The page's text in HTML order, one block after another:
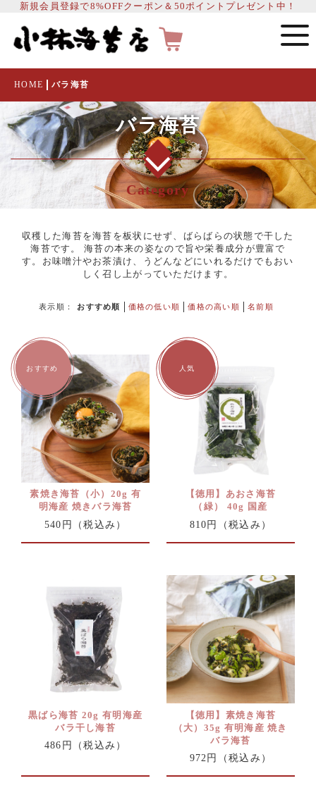
新規会員登録で8%OFFクーポン＆50ポイントプレゼント中！
HOME バラ海苔
バラ海苔
Category
収穫した海苔を海苔を板状にせず、ばらばらの状態で干した
海苔です。 海苔の本来の姿なので旨や栄養成分が豊富で
す。お味噌汁やお茶漬け、うどんなどにいれるだけでもおい
しく召し上がっていただけます。
表示順： おすすめ順 価格の低い順 価格の高い順 名前順
素焼き海苔（小）20g 有
明海産 焼きバラ海苔
540円
（税込み）
【徳用】あおさ海苔
（緑） 40g 国産
810円
（税込み）
黒ばら海苔 20g 有明海産
バラ干し海苔
486円
（税込み）
【徳用】素焼き海苔
（大）35g 有明海産 焼き
バラ海苔
972円
（税込み）